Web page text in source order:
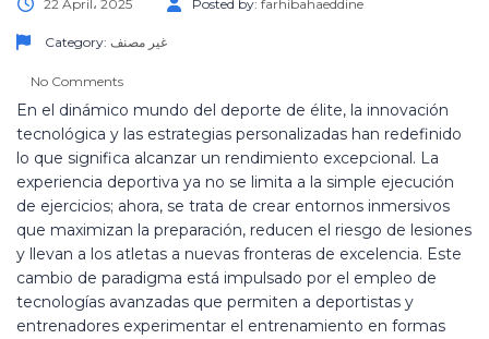
22 April، 2025 Posted by: farhibahaeddine
Category: غير مصنف
No Comments
En el dinámico mundo del deporte de élite, la innovación
tecnológica y las estrategias personalizadas han redefinido
lo que significa alcanzar un rendimiento excepcional. La
experiencia deportiva ya no se limita a la simple ejecución
de ejercicios; ahora, se trata de crear entornos inmersivos
que maximizan la preparación, reducen el riesgo de lesiones
y llevan a los atletas a nuevas fronteras de excelencia. Este
cambio de paradigma está impulsado por el empleo de
tecnologías avanzadas que permiten a deportistas y
entrenadores experimentar el entrenamiento en formas